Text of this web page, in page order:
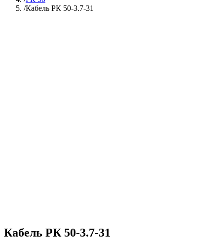
/Кабель РК 50-3.7-31
Кабель РК 50-3.7-31